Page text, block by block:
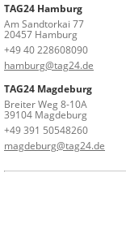
TAG24 Hamburg
Am Sandtorkai 77
20457 Hamburg
+49 40 228608090
hamburg@tag24.de
TAG24 Magdeburg
Breiter Weg 8-10A
39104 Magdeburg
+49 391 50548260
magdeburg@tag24.de